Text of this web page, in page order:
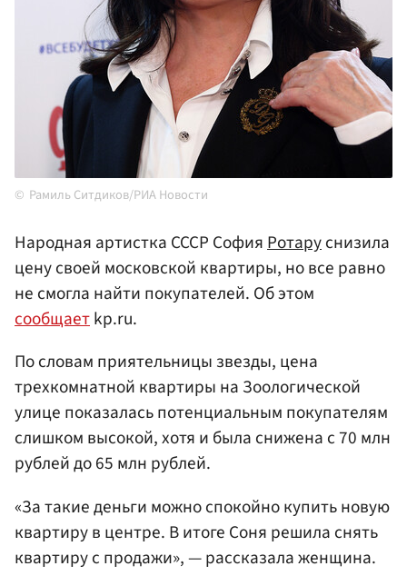
Рамиль Ситдиков/РИА Новости
Народная артистка СССР СофияРотаруснизила
цену своей московской квартиры, но все равно
не смогла найти покупателей. Об этом
сообщаетkp.ru.
По словам приятельницы звезды, цена
трехкомнатной квартиры на Зоологической
улице показалась потенциальным покупателям
слишком высокой, хотя и была снижена с 70 млн
рублей до 65 млн рублей.
«За такие деньги можно спокойно купить новую
квартиру в центре. В итоге Соня решила снять
квартиру с продажи», — рассказала женщина.